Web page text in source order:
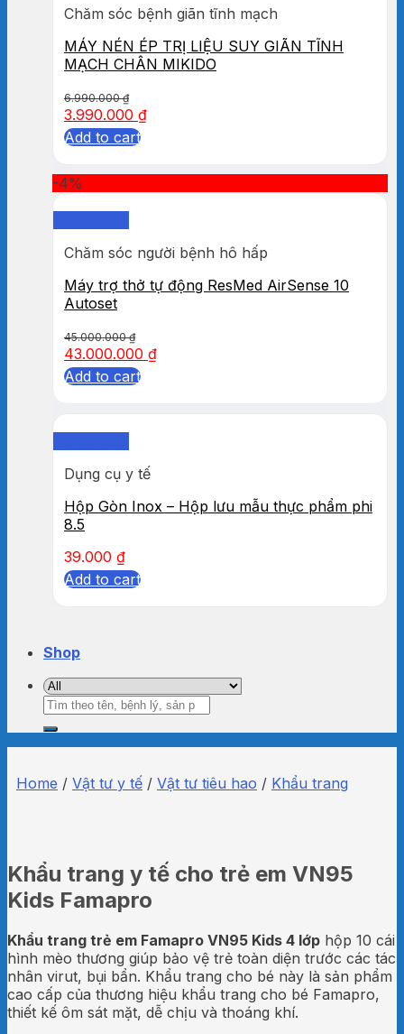
Chăm sóc bệnh giãn tĩnh mạch
MÁY NÉN ÉP TRỊ LIỆU SUY GIÃN TĨNH
MẠCH CHÂN MIKIDO
6.990.000₫
3.990.000 ₫
Add to cart
-4%
Chăm sóc người bệnh hô hấp
Máy trợ thở tự động ResMed AirSense 10
Autoset
45.000.000₫
43.000.000 ₫
Add to cart
Dụng cụ y tế
Hộp Gòn Inox – Hộp lưu mẫu thực phẩm phi
8.5
39.000 ₫
Add to cart
Shop
Search
for:
Home / Vật tư y tế / Vật tư tiêu hao / Khẩu trang
Khẩu trang y tế cho trẻ em VN95
Kids Famapro
Khẩu trang trẻ em Famapro VN95 Kids 4 lớp hộp 10 cái
hình mèo thương giúp bảo vệ trẻ toàn diện trước các tác
nhân virut, bụi bẩn. Khẩu trang cho bé này là sản phẩm
cao cấp của thương hiệu khẩu trang cho bé Famapro,
thiết kế ôm sát mặt, dễ chịu và thoáng khí.